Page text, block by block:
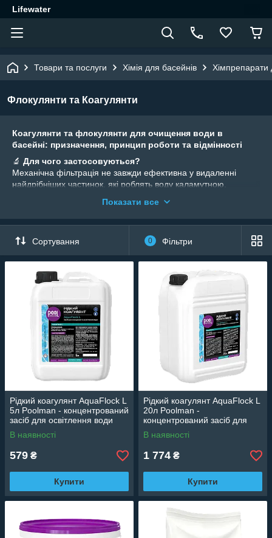
Lifewater
Товари та послуги Хімія для басейнів
Флокулянти та Коагулянти
Коагулянти та флокулянти для очищення води в
басейні: призначення, принцип роботи та відмінності
🔬 Для чого застосовуються?
Механічна фільтрація не завжди ефективна у видаленні
найдрібніших частинок, які роблять воду каламутною.
частинок, очищуючи воду та забезпечуючи її прозорість.
⚙️Причини помутніння води в басейні:
Невідповідний рівень pH води
Неефективне знезараження води
Недостатній рівень хлору
Погана робота фільтрації
Залишки забруднень на чаші басейну
Виникнення водоростей
Показати все
Сортування 0 Фільтри
Рідкий коагулянт AquaFlock L
5л Poolman - концентрований
засіб для освітлення води
В наявності
579 ₴
Купити
Рідкий коагулянт AquaFlock L
20л Poolman -
концентрований засіб для
освітлення води
В наявності
1 774 ₴
Купити